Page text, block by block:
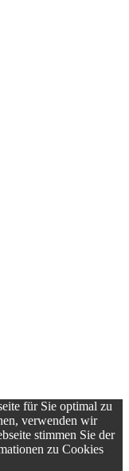
für Sie optimal zu
verwenden wir
stimmen Sie der
zu Cookies